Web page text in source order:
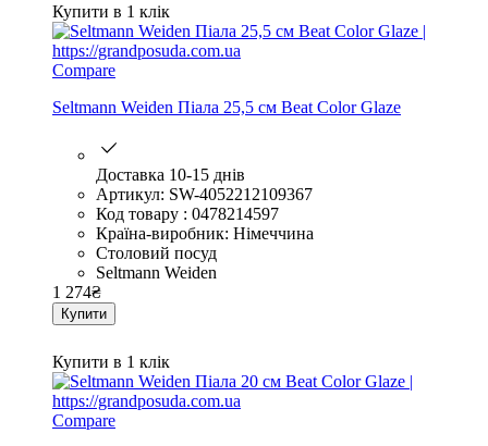
Купити в 1 клік
Compare
Seltmann Weiden Піала 25,5 см Beat Color Glaze
Доставка 10-15 днів
Артикул: SW-4052212109367
Код товару : 0478214597
Країна-виробник: Німеччина
Столовий посуд
Seltmann Weiden
1 274₴
Купити
Купити в 1 клік
Compare